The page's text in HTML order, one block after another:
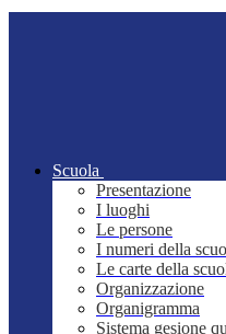
Scuola
Presentazione
I luoghi
Le persone
I numeri della
Le carte della
Organizzazione
Organigramma
Sistema gesione